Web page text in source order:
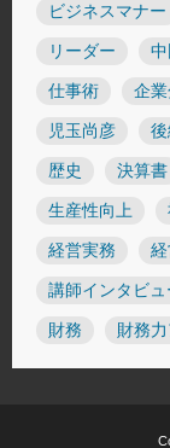
ビジネスマナー
リーダー
仕事術 企
児玉尚彦
歴史 決算書
生産性向上
経営実務
講師インタビュ
財務 財務